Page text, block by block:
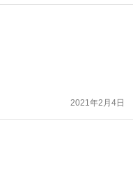
2021年2月4日